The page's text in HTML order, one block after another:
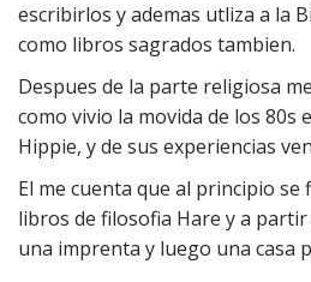
escribirlos y ademas utliza a la
como libros sagrados tambien.
Despues de la parte religiosa
como vivio la movida de los 80s
Hippie, y de sus experiencias
El me cuenta que al principio se
libros de filosofia Hare y a
una imprenta y luego una casa